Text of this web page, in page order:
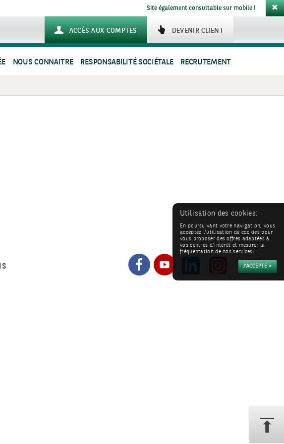
Site également consultable sur mobile !
DEVENIR CLIENT
ACCÈS AUX COMPTES
NOUS CONNAITRE RESPONSABILITÉ SOCIÉTALE RECRUTEMENT
Utilisation des cookies:
En poursuivant votre navigation, vous
acceptez l'utilisation de cookies pour
vous proposer des offres adaptées à
vos centres d'intérêt et mesurer la
fréquentation de nos services.